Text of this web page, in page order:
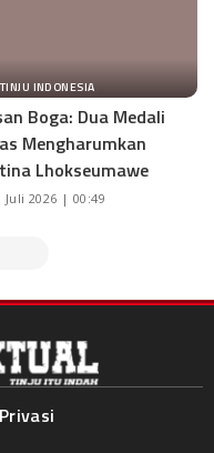
TINJU INDONESIA
Boga: Dua Medali
Mengharumkan
Lhokseumawe
Juli 2026 | 00:49